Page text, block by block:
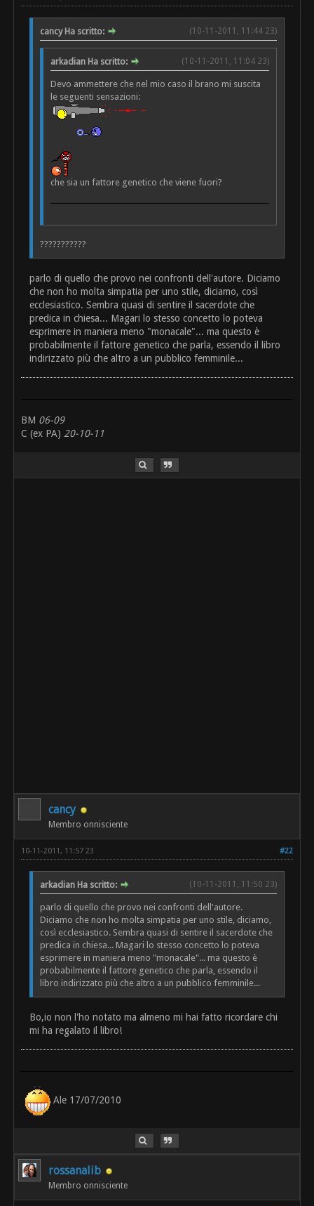
(10-11-2011, 11:44 23)
cancy Ha scritto:
(10-11-2011, 11:04 23)
arkadian Ha scritto:
Devo ammettere che nel mio caso il brano mi suscita
le seguenti sensazioni:
che sia un fattore genetico che viene fuori?
???????????
parlo di quello che provo nei confronti dell'autore. Diciamo
che non ho molta simpatia per uno stile, diciamo, così
ecclesiastico. Sembra quasi di sentire il sacerdote che
predica in chiesa... Magari lo stesso concetto lo poteva
esprimere in maniera meno "monacale"... ma questo è
probabilmente il fattore genetico che parla, essendo il libro
indirizzato più che altro a un pubblico femminile...
BM 06-09
C (ex PA)20-10-11
cancy
Membro onnisciente
#22
10-11-2011, 11:57 23
(10-11-2011, 11:50 23)
arkadian Ha scritto:
parlo di quello che provo nei confronti dell'autore.
Diciamo che non ho molta simpatia per uno stile, diciamo,
così ecclesiastico. Sembra quasi di sentire il sacerdote che
predica in chiesa... Magari lo stesso concetto lo poteva
esprimere in maniera meno "monacale"... ma questo è
probabilmente il fattore genetico che parla, essendo il
libro indirizzato più che altro a un pubblico femminile...
Bo,io non l'ho notato ma almeno mi hai fatto ricordare chi
mi ha regalato il libro!
Ale 17/07/2010
rossanalib
Membro onnisciente